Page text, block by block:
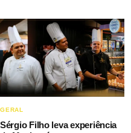
GERAL
Sérgio Filho leva experiência